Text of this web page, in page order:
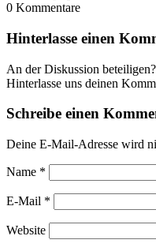
0 Kommentare
Hinterlasse einen
An der Diskussion beteiligen?
Hinterlasse uns deinen
Schreibe einen
Deine E-Mail-Adresse wird
Name *
E-Mail *
Website